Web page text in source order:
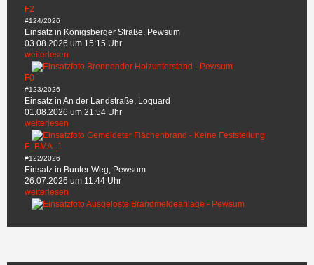
F2
#124/2026
Einsatz in Königsberger Straße, Pewsum
03.08.2026 um 15:15 Uhr
weiterlesen
F0
#123/2026
Einsatz in An der Landstraße, Loquard
01.08.2026 um 21:54 Uhr
weiterlesen
F_BMA_1
#122/2026
Einsatz in Bunter Weg, Pewsum
26.07.2026 um 11:44 Uhr
weiterlesen